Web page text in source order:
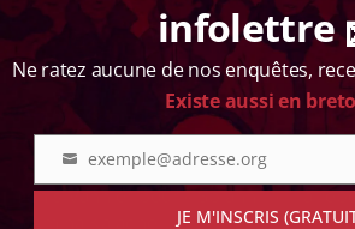
Jérémie Szpirglas s’est rendu sur le
littoral breton, la tentation du béton »
Denis Vannier pour « Splann ! ». Il a
infolettre
Ne ratez aucune de nos enquêtes,
Existe aussi en
Adresse
courriel
exemple@adresse.org
JE M'INSCRIS